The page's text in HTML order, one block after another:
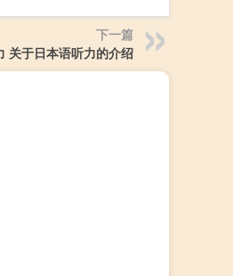
下一篇
关于日本语听力的介绍